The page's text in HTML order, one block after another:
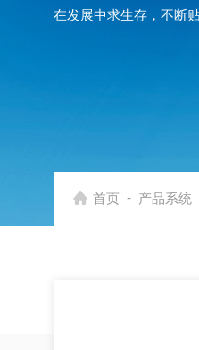
在发展中求生存，不断
首页 - 产品系统